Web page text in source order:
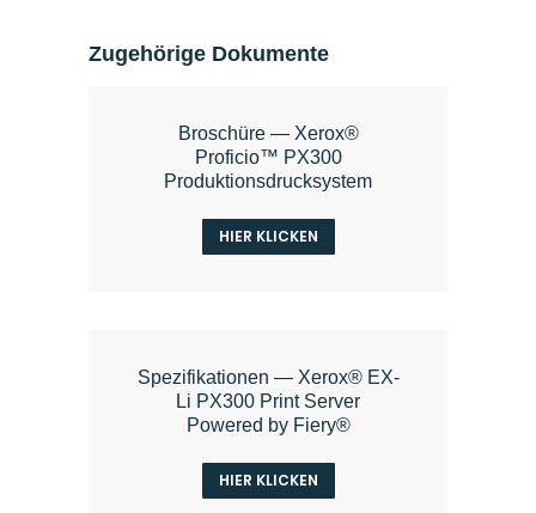
Zugehörige Dokumente
Broschüre — Xerox®
Proficio™ PX300
Produktionsdrucksystem
HIER KLICKEN
Spezifikationen — Xerox® EX-
Li PX300 Print Server
Powered by Fiery®
HIER KLICKEN